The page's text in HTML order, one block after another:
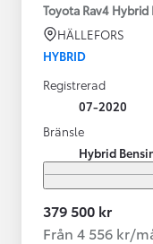
Toyota Rav4 Hybrid
HÄLLEFORS
HYBRID
Registrerad
07-2020
Bränsle
Hybrid
379 500 kr
Från 4 556 kr/